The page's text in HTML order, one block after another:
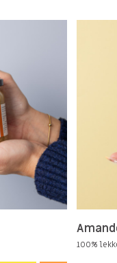
100%